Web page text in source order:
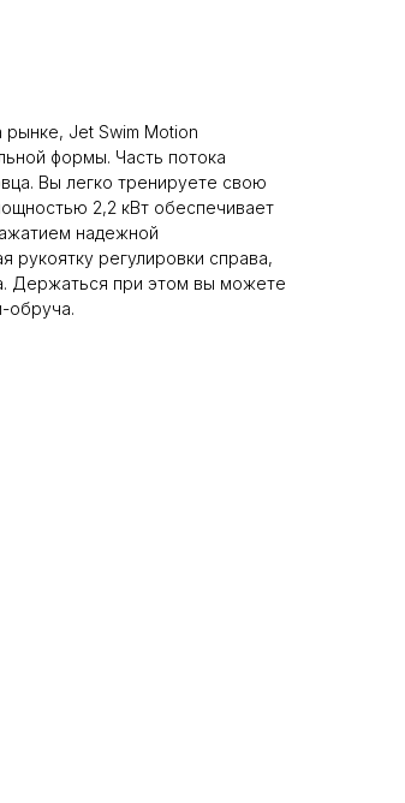
Jet Swim Motion
формы. Часть потока
Вы легко тренируете свою
2,2 кВт обеспечивает
надежной
рукоятку регулировки справа,
Держаться при этом вы можете
обруча.